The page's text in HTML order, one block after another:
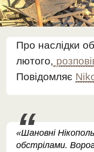
Про наслідки
лютого,
Повідомляє
«Шановні
обстрілами.